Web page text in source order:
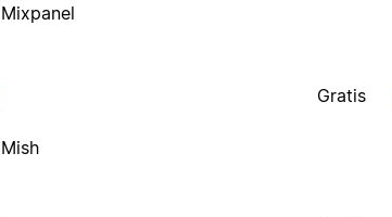
Mixpanel
Mish
Gratis